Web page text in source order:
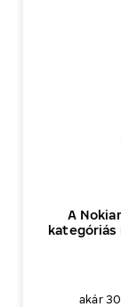
A
kategóriás
akár